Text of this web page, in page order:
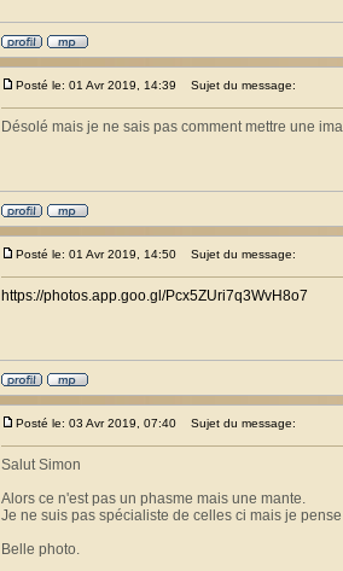
Posté le: 01 Avr 2019, 14:39 Sujet du message:
Désolé mais je ne sais pas comment mettre une
Posté le: 01 Avr 2019, 14:50 Sujet du message:
https://photos.app.goo.gl/Pcx5ZUri7q3WvH8o7
Posté le: 03 Avr 2019, 07:40 Sujet du message:
Salut Simon
Alors ce n'est pas un phasme mais une mante.
Je ne suis pas spécialiste de celles ci mais je
Belle photo.